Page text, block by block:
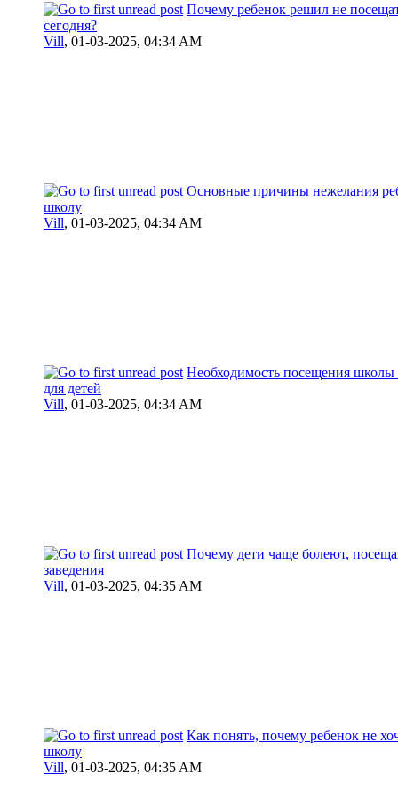
Почему ребенок решил не
сегодня?
Vill, 01-03-2025, 04:34 AM
Основные причины нежелания
школу
Vill, 01-03-2025, 04:34 AM
Необходимость посещения школы
для детей
Vill, 01-03-2025, 04:34 AM
Почему дети чаще болеют,
заведения
Vill, 01-03-2025, 04:35 AM
Как понять, почему ребенок не
школу
Vill, 01-03-2025, 04:35 AM